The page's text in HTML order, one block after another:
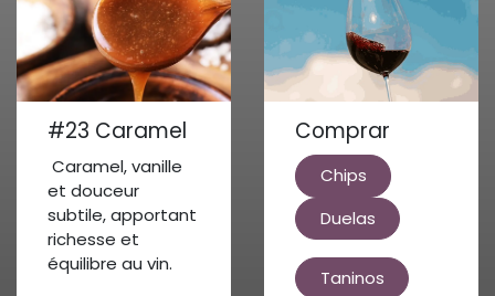
#23 Caramel
Caramel, vanille
et douceur
subtile, apportant
richesse et
équilibre au vin.
Comprar
Chips
Duelas
Taninos